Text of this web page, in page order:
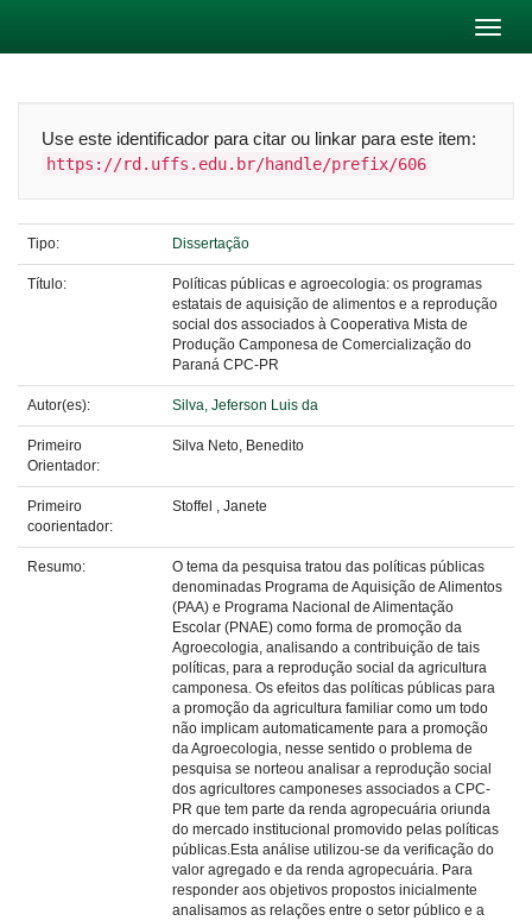
Use este identificador para citar ou linkar para este item:
https://rd.uffs.edu.br/handle/prefix/606
Tipo: Dissertação
Título:
Políticas públicas e agroecologia: os programas
estatais de aquisição de alimentos e a reprodução
social dos associados à Cooperativa Mista de
Produção Camponesa de Comercialização do
Paraná CPC-PR
Autor(es): Silva, Jeferson Luis da
Primeiro
Orientador:
Silva Neto, Benedito
Primeiro
coorientador:
Stoffel , Janete
Resumo:
O tema da pesquisa tratou das políticas públicas
denominadas Programa de Aquisição de Alimentos
(PAA) e Programa Nacional de Alimentação
Escolar (PNAE) como forma de promoção da
Agroecologia, analisando a contribuição de tais
políticas, para a reprodução social da agricultura
camponesa. Os efeitos das políticas públicas para
a promoção da agricultura familiar como um todo
não implicam automaticamente para a promoção
da Agroecologia, nesse sentido o problema de
pesquisa se norteou analisar a reprodução social
dos agricultores camponeses associados a CPC-
PR que tem parte da renda agropecuária oriunda
do mercado institucional promovido pelas políticas
públicas.Esta análise utilizou-se da verificação do
valor agregado e da renda agropecuária. Para
responder aos objetivos propostos inicialmente
analisamos as relações entre o setor público e a